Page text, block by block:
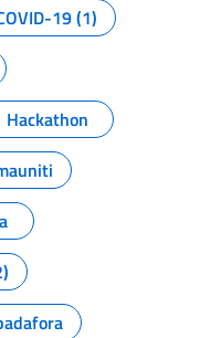
19 (1)
Hackathon